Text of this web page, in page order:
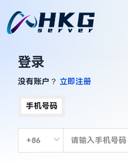
登录
没有账户？ 立即注册
手机号码